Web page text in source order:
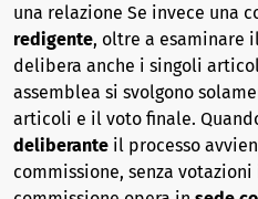
una relazione Se invece una
redigente, oltre a esaminare
delibera anche i singoli
assemblea si svolgono
articoli e il voto finale.
deliberante il processo
commissione, senza